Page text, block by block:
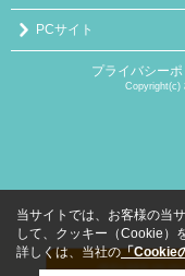
PCサイト
プライバシー
Copyright(c)
当サイトでは、お客様の当
して、クッキー（Cookie）
詳しくは、当社の「Cookie